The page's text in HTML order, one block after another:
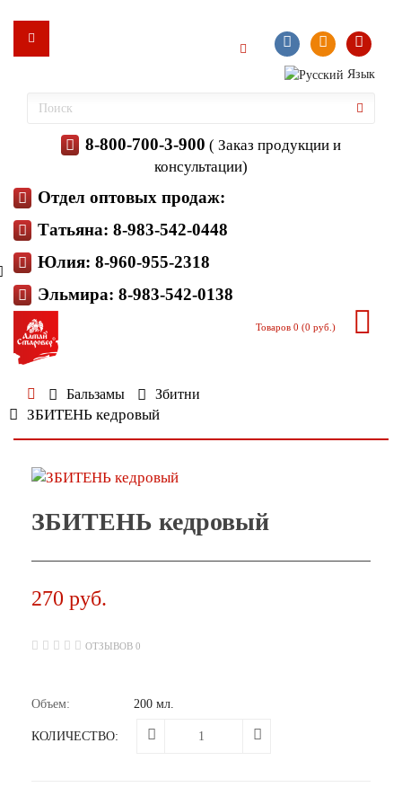
Язык
8-800-700-3-900 ( Заказ продукции и
консультации)
Отдел оптовых продаж:
Татьяна: 8-983-542-0448
Юлия: 8-960-955-2318
Эльмира: 8-983-542-0138
Товаров 0 (0 руб.)
Бальзамы Збитни
ЗБИТЕНЬ кедровый
ЗБИТЕНЬ кедровый
270 руб.
ОТЗЫВОВ 0
Объем: 200 мл.
КОЛИЧЕСТВО: